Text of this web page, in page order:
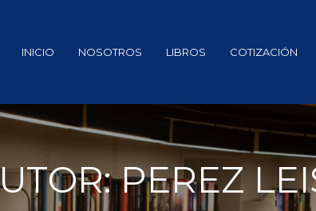
INICIO NOSOTROS LIBROS COTIZACIÓN
PEREZ